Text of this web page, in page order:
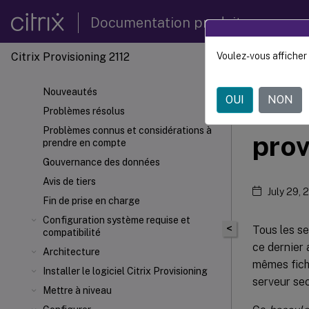
Documentation produit
Citrix Provisioning 2112
Nouveautés
Problèmes résolus
Problèmes connus et considérations à
prendre en compte
Gouvernance des données
Avis de tiers
Fin de prise en charge
Configuration système requise et
compatibilité
Architecture
Installer le logiciel Citrix Provisioning
Mettre à niveau
Citrix
<
July 29,
Tous les
ce dernier
mêmes
serveur
Voulez-vous
OUI NON